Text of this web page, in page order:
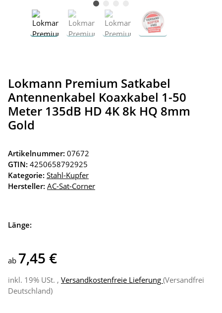
Lokmann Premium Satkabel
Antennenkabel Koaxkabel 1-50
Meter 135dB HD 4K 8k HQ 8mm
Gold
Artikelnummer: 07672
GTIN: 4250658792925
Kategorie: Stahl-Kupfer
Hersteller: AC-Sat-Corner
Länge:
ab 7,45 €
inkl. 19% USt. , Versandkostenfreie Lieferung (Versandfrei
Deutschland)